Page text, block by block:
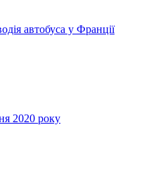
автобуса у Франції
2020 року